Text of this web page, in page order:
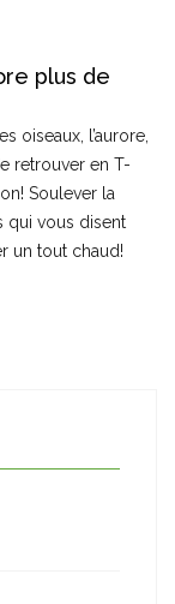
plus de
oiseaux, l’aurore,
retrouver en T-
Soulever la
qui vous disent
un tout chaud!